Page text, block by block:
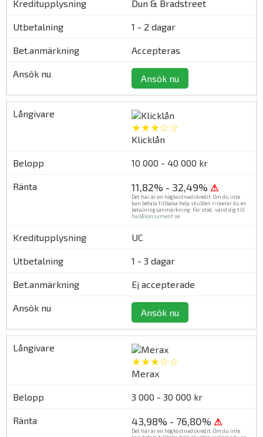
Dun & Bradstreet
1 - 2 dagar
Accepteras
Ansök nu
★★★☆☆
Klicklån
10 000 - 40 000 kr
11,82% - 32,49% ⚠
Det här är en högkostnadskredit. Om du inte
kan betala tillbaka hela skulden riskerar du en
betalningsanmärkning. För stöd, vänd dig till
hallåkonsument.se
UC
1 - 3 dagar
Ej accepterade
Ansök nu
★★★☆☆
Merax
3 000 - 30 000 kr
43,98% - 76,80% ⚠
Det här är en högkostnadskredit. Om du inte